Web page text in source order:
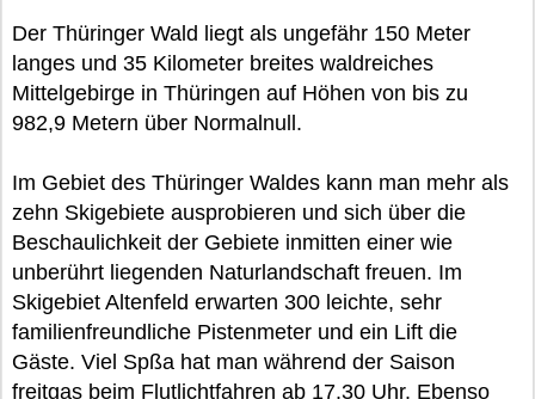
Der Thüringer Wald liegt als ungefähr 150 Meter
langes und 35 Kilometer breites waldreiches
Mittelgebirge in Thüringen auf Höhen von bis zu
982,9 Metern über Normalnull.
Im Gebiet des Thüringer Waldes kann man mehr als
zehn Skigebiete ausprobieren und sich über die
Beschaulichkeit der Gebiete inmitten einer wie
unberührt liegenden Naturlandschaft freuen. Im
Skigebiet Altenfeld erwarten 300 leichte, sehr
familienfreundliche Pistenmeter und ein Lift die
Gäste. Viel Spßa hat man während der Saison
freitgas beim Flutlichtfahren ab 17.30 Uhr. Ebenso